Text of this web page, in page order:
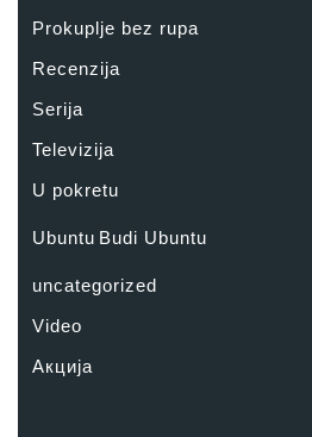
Prokuplje bez rupa
Recenzija
Serija
Televizija
U pokretu
Ubuntu Budi Ubuntu
uncategorized
Video
Акција